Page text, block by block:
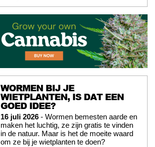
WORMEN BIJ JE
WIETPLANTEN, IS DAT EEN
GOED IDEE?
16 juli 2026 - Wormen bemesten aarde en
maken het luchtig, ze zijn gratis te vinden
in de natuur. Maar is het de moeite waard
om ze bij je wietplanten te doen?